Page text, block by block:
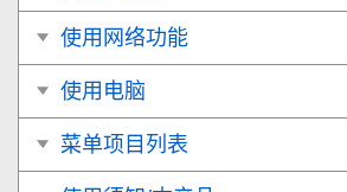
使用网络功能
使用电脑
菜单项目列表